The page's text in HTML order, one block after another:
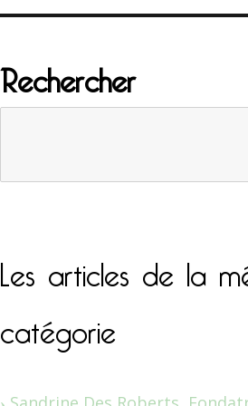
Rechercher
Les articles de la
catégorie